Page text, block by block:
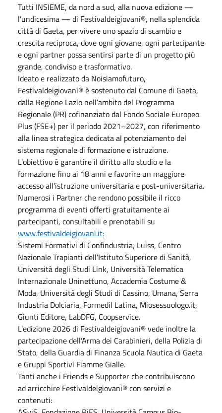
Tutti INSIEME, da nord a sud, alla nuova edizione —
l’undicesima — di Festivaldeigiovani®, nella splendida
città di Gaeta, per vivere uno spazio di scambio e
crescita reciproca, dove ogni giovane, ogni partecipante
e ogni partner possa sentirsi parte di un progetto più
grande, condiviso e trasformativo.
Ideato e realizzato da Noisiamofuturo,
Festivaldeigiovani® è sostenuto dal Comune di Gaeta,
dalla Regione Lazio nell’ambito del Programma
Regionale (PR) cofinanziato dal Fondo Sociale Europeo
Plus (FSE+) per il periodo 2021–2027, con riferimento
alla linea strategica dedicata al potenziamento del
sistema regionale di formazione e istruzione.
L’obiettivo è garantire il diritto allo studio e la
formazione fino ai 18 anni e favorire un maggiore
accesso all’istruzione universitaria e post-universitaria.
Numerosi i Partner che rendono possibile il ricco
programma di eventi offerti gratuitamente ai
partecipanti, consultabili e prenotabili su
www.festivaldeigiovani.it:
Sistemi Formativi di Confindustria, Luiss, Centro
Nazionale Trapianti dell'Istituto Superiore di Sanità,
Università degli Studi Link, Università Telematica
Internazionale Uninettuno, Accademia Costume &
Moda, Università degli Studi di Cassino, Umana, Serra
Industria Dolciaria, Formedil Latina, Miosessuologo.it,
Giunti Editore, LabDFG, Coopservice.
L’edizione 2026 di Festivaldeigiovani® vede inoltre la
partecipazione dell'Arma dei Carabinieri, della Polizia di
Stato, della Guardia di Finanza Scuola Nautica di Gaeta
e Gruppi Sportivi Fiamme Gialle.
Tanti anche i Friends e Supporter che contribuiscono
ad arricchire Festivaldeigiovani® con servizi e
contenuti: